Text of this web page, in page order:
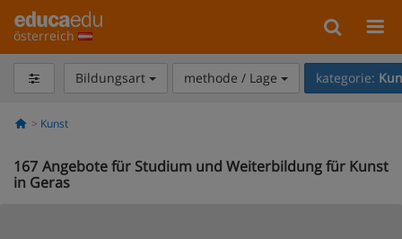
österreich
Bildungsart methode / Lage kategorie:
Kunst
167 Angebote für Studium und Weiterbildung für Kunst
in Geras